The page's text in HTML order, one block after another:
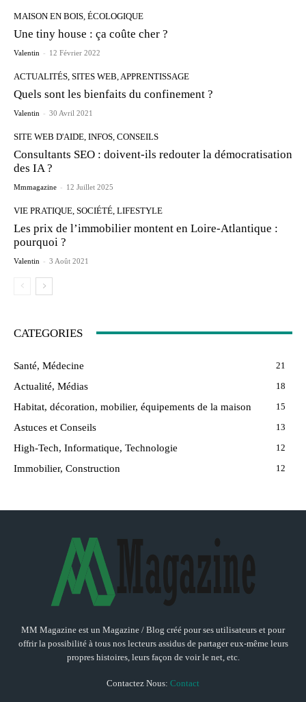
MAISON EN BOIS, ÉCOLOGIQUE
Une tiny house : ça coûte cher ?
Valentin - 12 Février 2022
ACTUALITÉS, SITES WEB, APPRENTISSAGE
Quels sont les bienfaits du confinement ?
Valentin - 30 Avril 2021
SITE WEB D'AIDE, INFOS, CONSEILS
Consultants SEO : doivent-ils redouter la démocratisation
des IA ?
Mmmagazine - 12 Juillet 2025
VIE PRATIQUE, SOCIÉTÉ, LIFESTYLE
Les prix de l’immobilier montent en Loire-Atlantique :
pourquoi ?
Valentin - 3 Août 2021
CATEGORIES
Santé, Médecine 21
Actualité, Médias 18
Habitat, décoration, mobilier, équipements de la maison 15
Astuces et Conseils 13
High-Tech, Informatique, Technologie 12
Immobilier, Construction 12
MM Magazine est un Magazine / Blog créé pour ses utilisateurs et pour
offrir la possibilité à tous nos lecteurs assidus de partager eux-même leurs
propres histoires, leurs façon de voir le net, etc.
Contactez Nous: Contact